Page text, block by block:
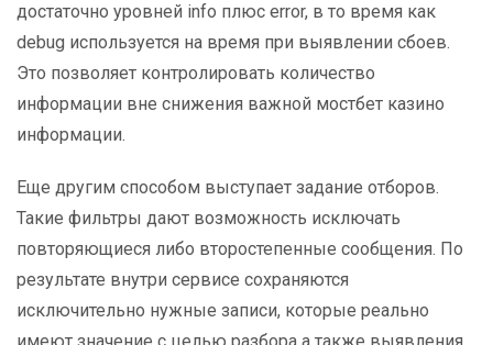
достаточно уровней info плюс error, в то время как
debug используется на время при выявлении сбоев.
Это позволяет контролировать количество
информации вне снижения важной мостбет казино
информации.
Еще другим способом выступает задание отборов.
Такие фильтры дают возможность исключать
повторяющиеся либо второстепенные сообщения. По
результате внутри сервисе сохраняются
исключительно нужные записи, которые реально